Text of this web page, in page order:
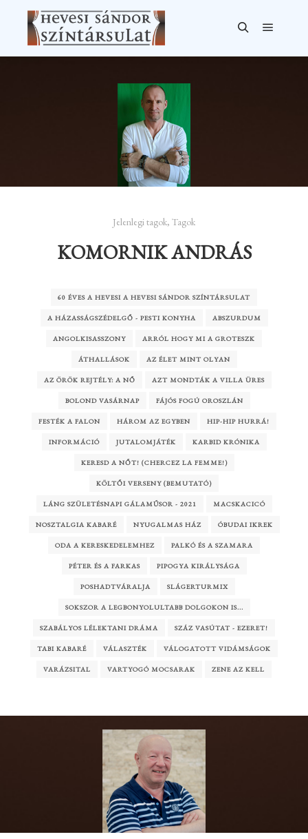
Jelenlegi tagok, Tagok
KOMORNIK ANDRÁS
60 ÉVES A HEVESI A HEVESI SÁNDOR SZÍNTÁRSULAT
A HÁZASSÁGSZÉDELGŐ - PESTI KONYHA ABSZURDUM
ANGOLKISASSZONY ARRÓL HOGY MI A GROTESZK
ÁTHALLÁSOK AZ ÉLET MINT OLYAN
AZ ÖRÖK REJTÉLY: A NŐ AZT MONDTÁK A VILLA ÜRES
BOLOND VASÁRNAP FÁJÓS FOGÚ OROSZLÁN
FESTÉK A FALON HÁROM AZ EGYBEN HIP-HIP HURRÁ!
INFORMÁCIÓ JUTALOMJÁTÉK KARBID KRÓNIKA
KERESD A NŐT! (CHERCEZ LA FEMME!)
KÖLTŐI VERSENY (BEMUTATÓ)
LÁNG SZÜLETÉSNAPI GÁLAMŰSOR - 2021 MACSKACICÓ
NOSZTALGIA KABARÉ NYUGALMAS HÁZ ÓBUDAI IKREK
ODA A KERESKEDELEMHEZ PALKÓ ÉS A SZAMARA
PÉTER ÉS A FARKAS PIPOGYA KIRÁLYSÁGA
POSHADTVÁRALJA SLÁGERTURMIX
SOKSZOR A LEGBONYOLULTABB DOLGOKON IS...
SZABÁLYOS LÉLEKTANI DRÁMA SZÁZ VASÚTAT - EZERET!
TABI KABARÉ VÁLASZTÉK VÁLOGATOTT VIDÁMSÁGOK
VARÁZSITAL VARTYOGÓ MOCSARAK ZENE AZ KELL